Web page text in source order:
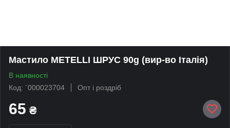
Мастило METELLI ШРУС 90g (вир-во Італія)
В наявності
Код: `000023704
Опт і роздріб
65 ₴